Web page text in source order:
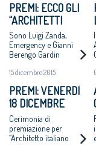
PREMI: ECCO GLI
“ARCHITETTI
ONORARI 2015"
Sono Luigi Zanda,
Emergency e Gianni
Berengo Gardin
15 dicembre 2015
PREMI: VENERDÌ
18 DICEMBRE
ASSEGNATI GLI
"ARCHITETTO
ONORARIO"
Cerimonia di
premiazione per
“Architetto italiano